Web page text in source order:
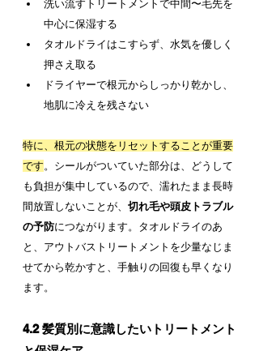
洗い流すトリートメントで中間〜毛先を
中心に保湿する
タオルドライはこすらず、水気を優しく
押さえ取る
ドライヤーで根元からしっかり乾かし、
地肌に冷えを残さない
特に、根元の状態をリセットすることが重要
です。シールがついていた部分は、どうして
も負担が集中しているので、濡れたまま長時
間放置しないことが、 切れ毛や頭皮トラブル
の予防につながります。タオルドライのあ
と、アウトバストリートメントを少量なじま
せてから乾かすと、手触りの回復も早くなり
ます。
4.2 髪質別に意識したいトリートメント